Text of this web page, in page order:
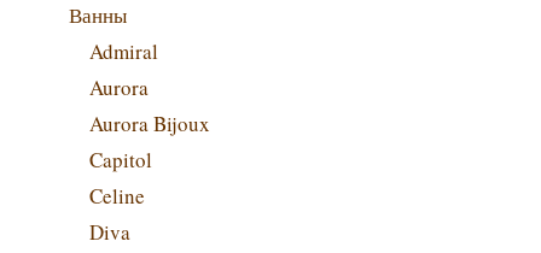
Ванны
Admiral
Aurora
Aurora Bijoux
Capitol
Celine
Diva